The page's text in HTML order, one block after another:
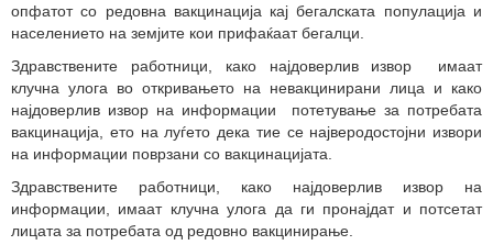
опфатот со редовна вакцинација кај бегалската популација и
населението на земјите кои прифаќаат бегалци.
Здравствените работници, како најдоверлив извор имаат
клучна улога во откривањето на невакцинирани лица и како
најдоверлив извор на информации потетување за потребата
вакцинација, ето на луѓето дека тие се најверодостојни извори
на информации поврзани со вакцинацијата.
Здравствените работници, како најдоверлив извор на
информации, имаат клучна улога да ги пронајдат и потсетат
лицата за потребата од редовно вакцинирање.